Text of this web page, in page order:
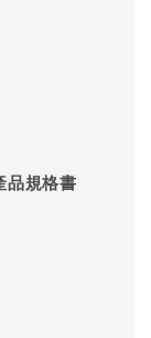
品規格書